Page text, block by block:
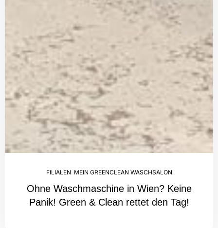
FILIALEN MEIN GREENCLEAN WASCHSALON
Ohne Waschmaschine in Wien? Keine
Panik! Green & Clean rettet den Tag!